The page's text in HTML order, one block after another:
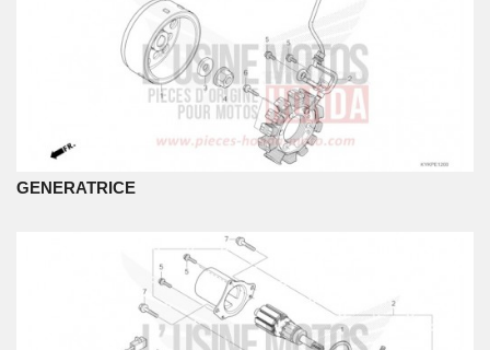
GENERATRICE